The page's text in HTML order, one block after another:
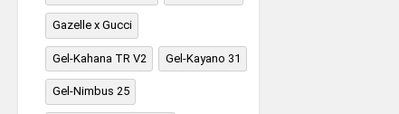
Gazelle x Gucci
Gel-Kahana TR V2 Gel-Kayano 31
Gel-Nimbus 25